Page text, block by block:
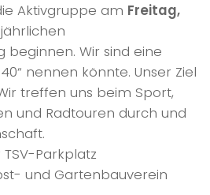
Aktivgruppe am Freitag,
beginnen. Wir sind eine
nennen könnte. Unser Ziel
treffen uns beim Sport,
und Radtouren durch und
TSV-Parkplatz
und Gartenbauverein